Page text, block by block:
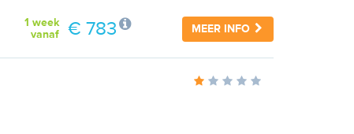
MEER INFO
1 week
vanaf
€ 783